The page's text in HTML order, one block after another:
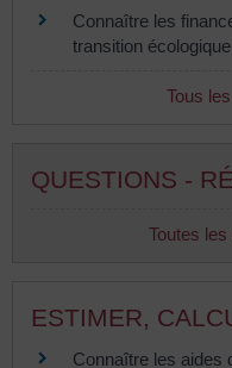
Connaître les
transition
Tous
QUESTIONS -
Toutes
ESTIMER,
Connaître les aides